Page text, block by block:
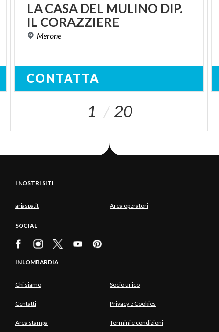
LACASA DEL MULINO DIP.
IL CORAZZIERE
Merone
CONTATTA
1 20
I NOSTRI SITI
ariaspa.it Area operatori
SOCIAL
IN LOMBARDIA
Chi siamo Socio unico
Contatti Privacy e Cookies
Area stampa Termini e condizioni